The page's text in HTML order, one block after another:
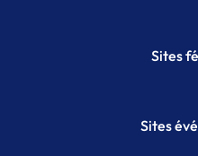
Sites
Sites